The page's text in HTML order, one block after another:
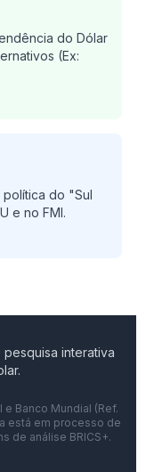
do Dólar
(Ex:
do "Sul
e no FMI.
interativa
Banco Mundial (Ref.
está em processo de
de análise BRICS+.